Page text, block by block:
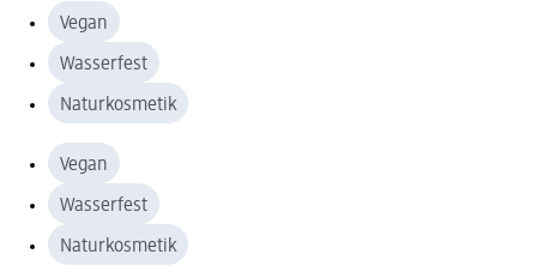
Vegan
Wasserfest
Naturkosmetik
Vegan
Wasserfest
Naturkosmetik